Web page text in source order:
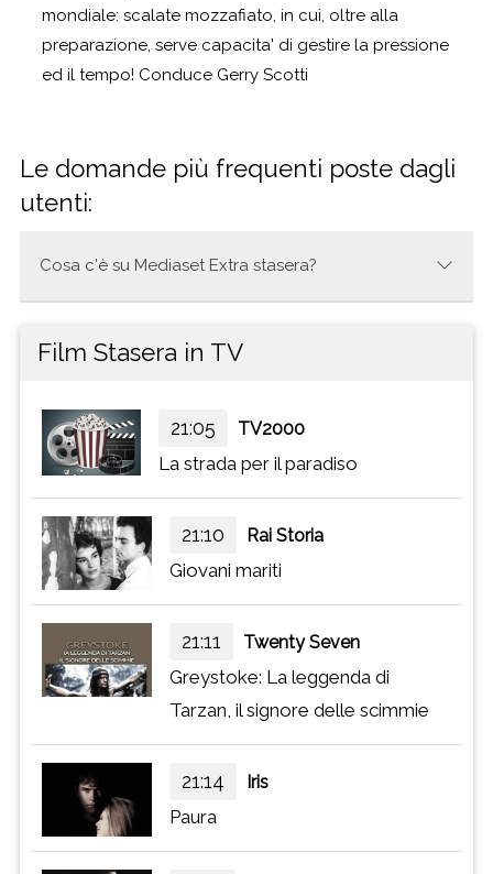
mondiale: scalate mozzafiato, in cui, oltre alla
preparazione, serve capacita' di gestire la pressione
ed il tempo! Conduce Gerry Scotti
Le domande più frequenti poste dagli
utenti:
Cosa c'è su Mediaset Extra stasera?
programmi:
21:42 | CHI VUOL ESSERE MILIONARIO - PT
Film Stasera in TV
21:05 TV2000
La strada per il paradiso
21:10 Rai Storia
Giovani mariti
21:11 Twenty Seven
Greystoke: La leggenda di
Tarzan, il signore delle scimmie
21:14 Iris
Paura